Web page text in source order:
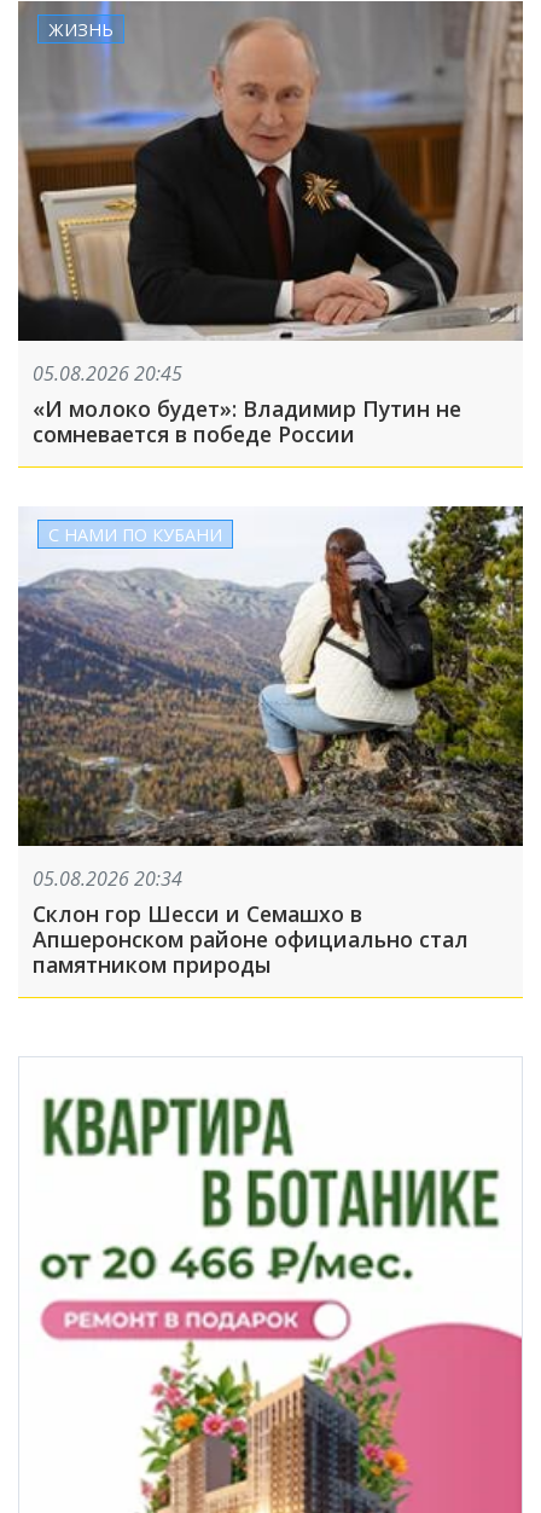
ЖИЗНЬ
05.08.2026 20:45
«И молоко будет»: Владимир Путин не
сомневается в победе России
С НАМИ ПО КУБАНИ
05.08.2026 20:34
Склон гор Шесси и Семашхо в
Апшеронском районе официально стал
памятником природы